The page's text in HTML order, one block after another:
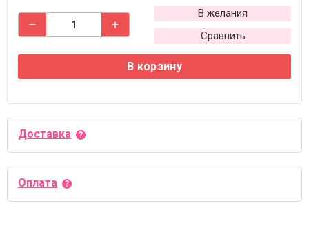
В желания
Сравнить
В корзину
Доставка
Оплата